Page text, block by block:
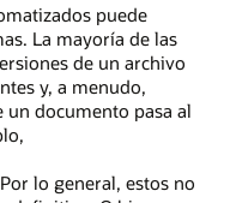
puede
La mayoría de las
de un archivo
y, a menudo,
documento pasa al
lo general, estos no